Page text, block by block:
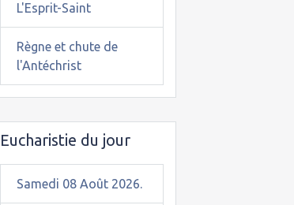
L'Esprit-Saint
Règne et chute de
l'Antéchrist
Eucharistie du jour
Samedi 08 Août 2026.